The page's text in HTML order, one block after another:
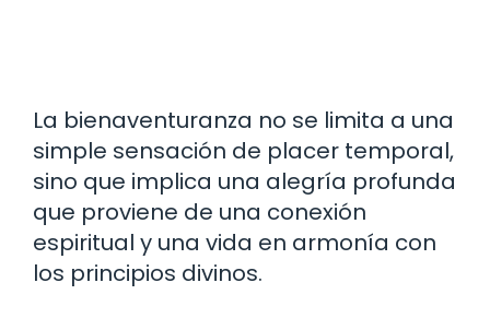
La bienaventuranza no se limita a una
simple sensación de placer temporal,
sino que implica una alegría profunda
que proviene de una conexión
espiritual y una vida en armonía con
los principios divinos.